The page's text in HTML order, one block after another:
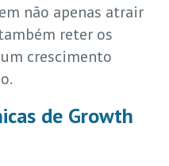
não apenas atrair
reter os
crescimento
de Growth